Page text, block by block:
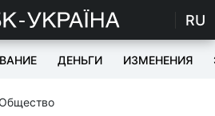
RU
ДЕНЬГИ ИЗМЕНЕНИЯ